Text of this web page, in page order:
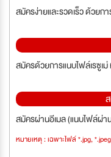
สมัครง่ายและรวดเร็ว ด้วย
สมัครด้วยการแนบไฟล์เรซูเ
สมัครผ่านอีเมล (แนบไฟล์ผ่า
หมายเหตุ : เฉพาะไฟล์ *.jpg,